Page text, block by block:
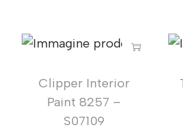
Clipper Interior
Paint 8257 –
S07109